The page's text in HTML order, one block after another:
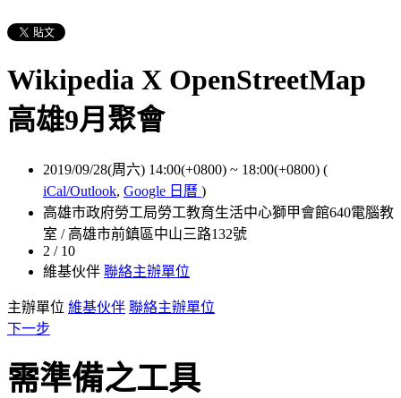
Wikipedia X OpenStreetMap
高雄9月聚會
2019/09/28(周六) 14:00(+0800) ~ 18:00(+0800) (
iCal/Outlook, Google 日曆 )
高雄市政府勞工局勞工教育生活中心獅甲會館640電腦教
室 / 高雄市前鎮區中山三路132號
2 / 10
維基伙伴 聯絡主辦單位
主辦單位 維基伙伴 聯絡主辦單位
下一步
需準備之工具